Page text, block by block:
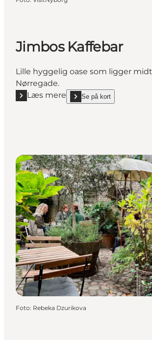
Jimbos Kaffebar
Lille hyggelig oase som ligger
Nørregade.
Læs mere
Læs mere "Jimbos Kaffebar"
Se på kort
show Jimbos Kaffebar
Foto: Rebeka Dzurikova